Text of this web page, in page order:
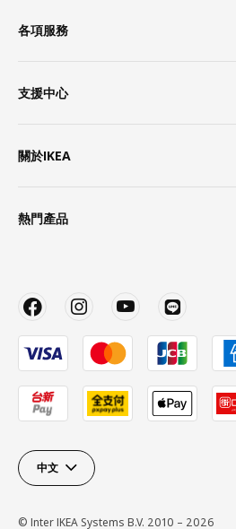
各項服務
支援中心
關於IKEA
熱門產品
中文
© Inter IKEA Systems B.V. 2010 – 2026